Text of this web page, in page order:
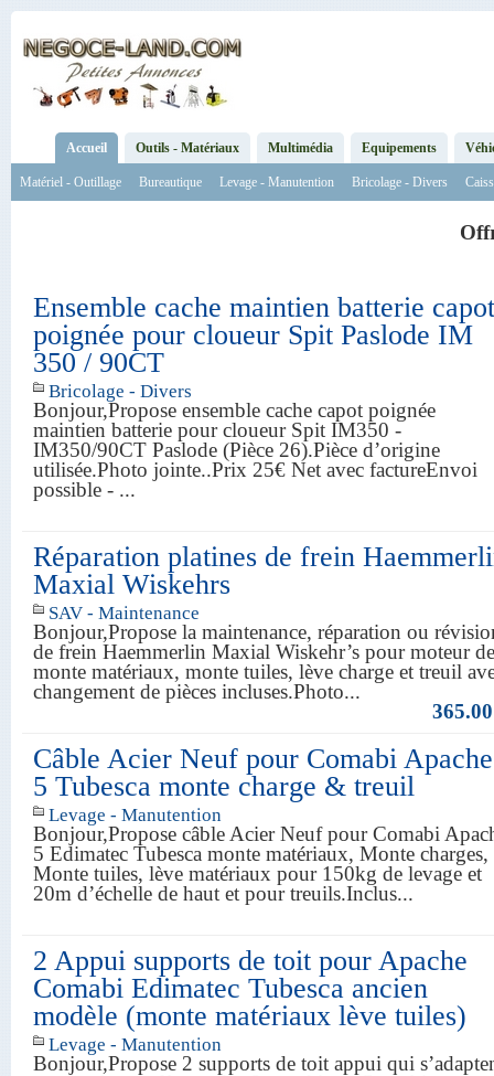
Accueil Outils - Matériaux Multimédia Equipements
Matériel - Outillage Bureautique Levage - Manutention Bricolage - Divers
Ensemble cache maintien batterie capot
poignée pour cloueur Spit Paslode IM
350 / 90CT
Bricolage - Divers
Bonjour,Propose ensemble cache capot poignée
maintien batterie pour cloueur Spit IM350 -
IM350/90CT Paslode (Pièce 26).Pièce d’origine
utilisée.Photo jointe..Prix 25€ Net avec factureEnvoi
possible - ...
Réparation platines de frein
Maxial Wiskehrs
SAV - Maintenance
Bonjour,Propose la maintenance, réparation ou
de frein Haemmerlin Maxial Wiskehr’s pour moteur de
monte matériaux, monte tuiles, lève charge et treuil
changement de pièces incluses.Photo...
Câble Acier Neuf pour Comabi Apache
5 Tubesca monte charge & treuil
Levage - Manutention
Bonjour,Propose câble Acier Neuf pour Comabi
5 Edimatec Tubesca monte matériaux, Monte charges,
Monte tuiles, lève matériaux pour 150kg de levage et
20m d’échelle de haut et pour treuils.Inclus...
2 Appui supports de toit pour Apache
Comabi Edimatec Tubesca ancien
modèle (monte matériaux lève tuiles)
Levage - Manutention
Bonjour,Propose 2 supports de toit appui qui